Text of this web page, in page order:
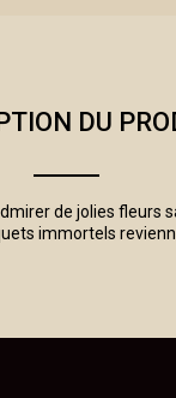
DU
de jolies fleurs
immortels